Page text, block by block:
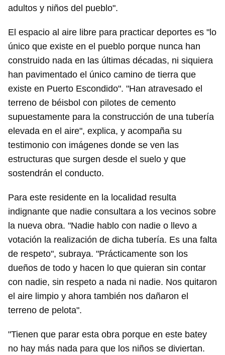
adultos y niños del pueblo".
El espacio al aire libre para practicar deportes es "lo
único que existe en el pueblo porque nunca han
construido nada en las últimas décadas, ni siquiera
han pavimentado el único camino de tierra que
existe en Puerto Escondido". "Han atravesado el
terreno de béisbol con pilotes de cemento
supuestamente para la construcción de una tubería
elevada en el aire", explica, y acompaña su
testimonio con imágenes donde se ven las
estructuras que surgen desde el suelo y que
sostendrán el conducto.
Para este residente en la localidad resulta
indignante que nadie consultara a los vecinos sobre
la nueva obra. "Nadie hablo con nadie o llevo a
votación la realización de dicha tubería. Es una falta
de respeto", subraya. "Prácticamente son los
dueños de todo y hacen lo que quieran sin contar
con nadie, sin respeto a nada ni nadie. Nos quitaron
el aire limpio y ahora también nos dañaron el
terreno de pelota".
"Tienen que parar esta obra porque en este batey
no hay más nada para que los niños se diviertan.